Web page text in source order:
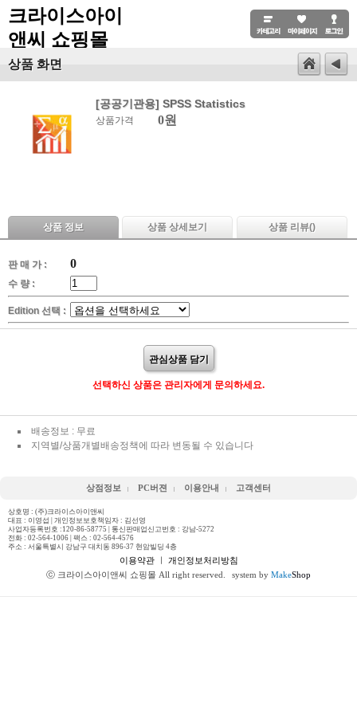
크라이스아이
앤씨 쇼핑몰
상품 화면
[공공기관용] SPSS Statistics
상품가격 0원
상품 정보 상품 상세보기 상품 리뷰()
판 매 가 : 0
수 량 :
Edition 선택 :
관심상품 담기
선택하신 상품은 관리자에게 문의하세요.
배송정보 : 무료
지역별/상품개별배송정책에 따라 변동될 수 있습니다
상점정보 PC버젼 이용안내 고객센터
상호명 : (주)크라이스아이앤씨
대표 : 이영섭 | 개인정보보호책임자 : 김선영
사업자등록번호 :120-86-58775 | 통신판매업신고번호 : 강남-5272
전화 : 02-564-1006 | 팩스 : 02-564-4576
주소 : 서울특별시 강남구 대치동 896-37 현암빌딩 4층
이용약관ㅣ 개인정보처리방침
ⓒ 크라이스아이앤씨 쇼핑몰 All right reserved.
system by MakeShop